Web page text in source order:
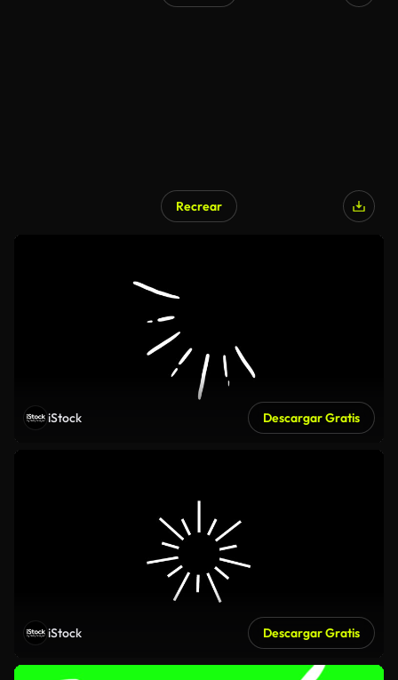
Recrear
iStock Descargar Gratis
iStock Descargar Gratis